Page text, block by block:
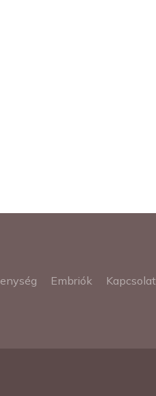
Embriók Kapcsolat